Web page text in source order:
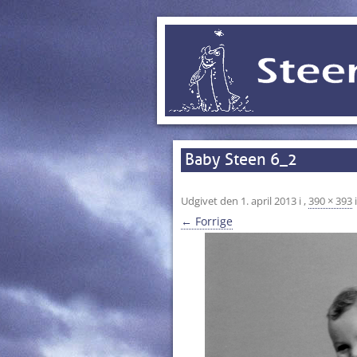
Baby Steen 6_2
Udgivet den 1. april 2013 i ,390 × 393 i
← Forrige